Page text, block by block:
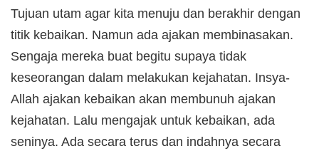
Tujuan utam agar kita menuju dan berakhir dengan
titik kebaikan. Namun ada ajakan membinasakan.
Sengaja mereka buat begitu supaya tidak
keseorangan dalam melakukan kejahatan. Insya-
Allah ajakan kebaikan akan membunuh ajakan
kejahatan. Lalu mengajak untuk kebaikan, ada
seninya. Ada secara terus dan indahnya secara